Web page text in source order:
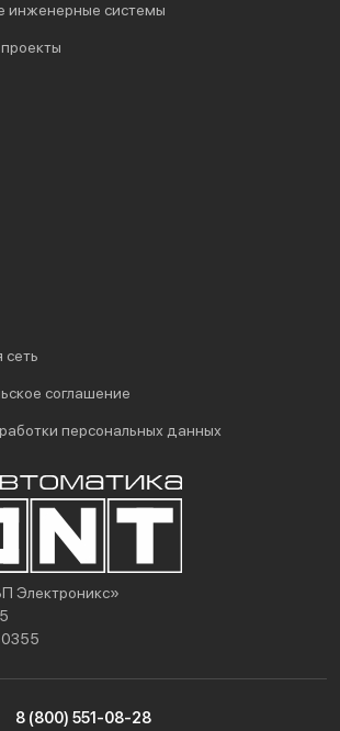
инженерные системы
сеть
соглашение
персональных данных
Электроникс»
8 (800) 551-08-28